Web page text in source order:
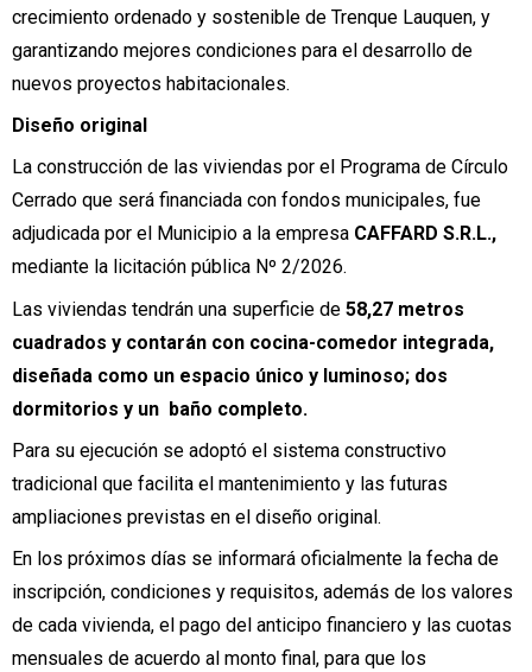
crecimiento ordenado y sostenible de Trenque Lauquen, y
garantizando mejores condiciones para el desarrollo de
nuevos proyectos habitacionales.
Diseño original
La construcción de las viviendas por el Programa de Círculo
Cerrado que será financiada con fondos municipales, fue
adjudicada por el Municipio a la empresa CAFFARD S.R.L.,
mediante la licitación pública Nº 2/2026.
Las viviendas tendrán una superficie de 58,27 metros
cuadrados y contarán con cocina-comedor integrada,
diseñada como un espacio único y luminoso; dos
dormitorios y un baño completo.
Para su ejecución se adoptó el sistema constructivo
tradicional que facilita el mantenimiento y las futuras
ampliaciones previstas en el diseño original.
En los próximos días se informará oficialmente la fecha de
inscripción, condiciones y requisitos, además de los valores
de cada vivienda, el pago del anticipo financiero y las cuotas
mensuales de acuerdo al monto final, para que los